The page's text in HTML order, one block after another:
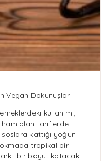
Vegan Dokunuşlar
kullanımı,
alan tariflerde
kattığı yoğun
tropikal bir
bir boyut katacak